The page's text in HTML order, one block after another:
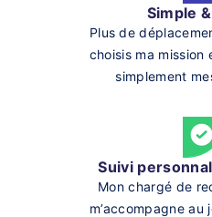
Simple
Plus de
choisis ma mission
simplement
Suivi
Mon chargé de
m’accompagne au